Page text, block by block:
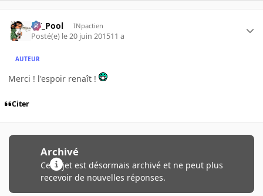
DT_Pool INpactien
Posté(e) le 20 juin 201511 a
AUTEUR
Merci ! l'espoir renaît !
Citer
Archivé
Ce sujet est désormais archivé et ne peut plus
recevoir de nouvelles réponses.